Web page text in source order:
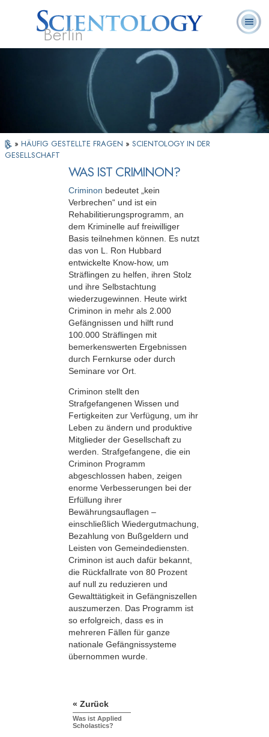
Berlin
Was ist
Scientology?
Ehrenamtliche
Geistliche
Häufig
gestellte
Fragen
» HÄUFIG GESTELLTE FRAGEN » SCIENTOLOGY IN DER
GESELLSCHAFT
WAS IST CRIMINON?
Criminon bedeutet „kein
Verbrechen“ und ist ein
Rehabilitierungsprogramm, an
dem Kriminelle auf freiwilliger
Basis teilnehmen können. Es nutzt
das von L. Ron Hubbard
entwickelte Know-how, um
Sträflingen zu helfen, ihren Stolz
und ihre Selbstachtung
wiederzugewinnen. Heute wirkt
Criminon in mehr als 2.000
Gefängnissen und hilft rund
100.000 Sträflingen mit
bemerkenswerten Ergebnissen
durch Fernkurse oder durch
Seminare vor Ort.
Criminon stellt den
Strafgefangenen Wissen und
Fertigkeiten zur Verfügung, um ihr
Leben zu ändern und produktive
Mitglieder der Gesellschaft zu
werden. Strafgefangene, die ein
Criminon Programm
abgeschlossen haben, zeigen
enorme Verbesserungen bei der
Erfüllung ihrer
Bewährungsauflagen –
einschließlich Wiedergutmachung,
Bezahlung von Bußgeldern und
Leisten von Gemeindediensten.
Criminon ist auch dafür bekannt,
die Rückfallrate von 80 Prozent
auf null zu reduzieren und
Gewalttätigkeit in Gefängniszellen
auszumerzen. Das Programm ist
so erfolgreich, dass es in
mehreren Fällen für ganze
nationale Gefängnissysteme
übernommen wurde.
« Zurück
Was ist Applied
Scholastics?